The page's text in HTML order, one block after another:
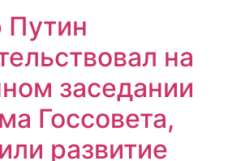
Путин
на
заседании
Госсовета,
развитие